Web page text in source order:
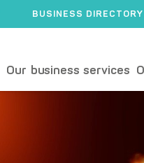
BUSINESS DIRECTORY
Our business services